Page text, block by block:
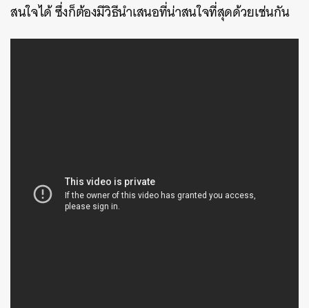
สนใจได้ ซึ่งก็ต้องมีวิธีนำเสนอที่น่าสนใจที่สุดด้วยเช่นกัน